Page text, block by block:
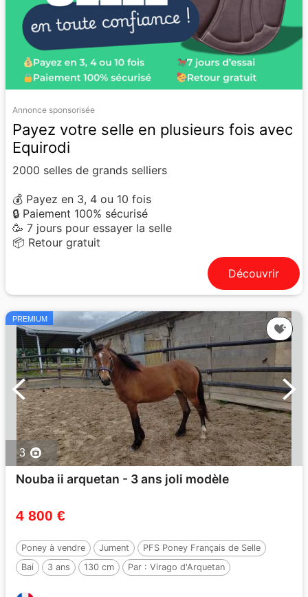
Annonce sponsorisée
Payez votre selle en plusieurs fois avec
Equirodi
2000 selles de grands selliers
💰 Payez en 3, 4 ou 10 fois
🔒 Paiement 100% sécurisé
🥳 7 jours pour essayer la selle
📦 Retour gratuit
Découvrir
PREMIUM
3
Nouba ii arquetan - 3 ans joli modèle
4 800 €
Poney à vendre Jument
PFS Poney Français de Selle
Bai
3 ans 130 cm Par : Virago d'Arquetan